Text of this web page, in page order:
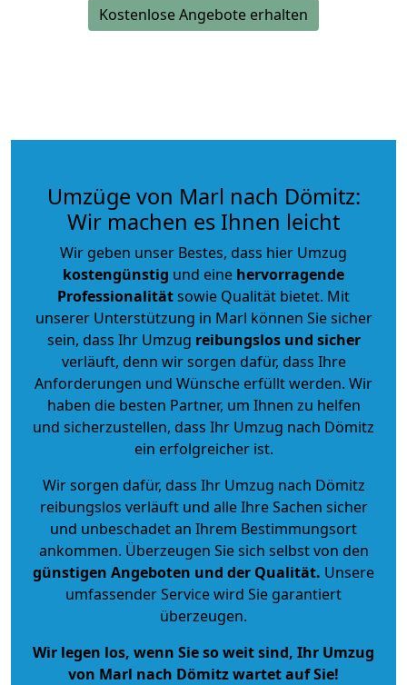
Kostenlose Angebote erhalten
Umzüge von Marl nach Dömitz:
Wir machen es Ihnen leicht
Wir geben unser Bestes, dass hier Umzug
kostengünstig und eine hervorragende
Professionalitätsowie Qualität bietet. Mit
unserer Unterstützung in Marl können Sie sicher
sein, dass Ihr Umzug reibungslos und sicher
verläuft, denn wir sorgen dafür, dass Ihre
Anforderungen und Wünsche erfüllt werden. Wir
haben die besten Partner, um Ihnen zu helfen
und sicherzustellen, dass Ihr Umzug nach Dömitz
ein erfolgreicher ist.
Wir sorgen dafür, dass Ihr Umzug nach Dömitz
reibungslos verläuft und alle Ihre Sachen sicher
und unbeschadet an Ihrem Bestimmungsort
ankommen. Überzeugen Sie sich selbst von den
günstigen Angeboten und der Qualität. Unsere
umfassender Service wird Sie garantiert
überzeugen.
Wir legen los, wenn Sie so weit sind, Ihr Umzug
von Marl nach Dömitz wartet auf Sie!